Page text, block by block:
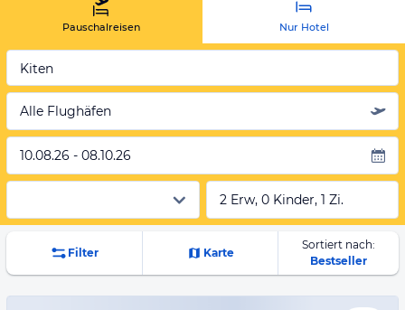
Pauschalreisen Nur Hotel
Kiten
Alle Flughäfen
10.08.26 - 08.10.26
2 Erw, 0 Kinder, 1 Zi.
Filter Karte
Sortiert nach:
Bestseller